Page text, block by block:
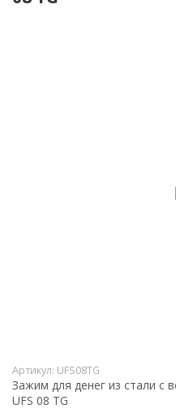
Артикул: UFS08TG
Зажим для денег из стали с
UFS 08 TG